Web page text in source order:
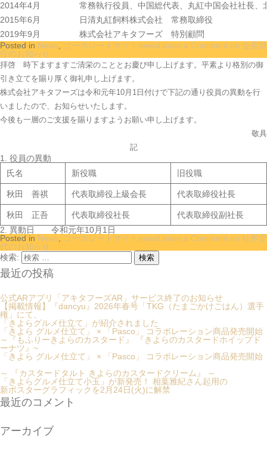
2014年4月
常務執行役員、中国総代表、丸紅中国会社社長、
2015年6月
日清丸紅飼料株式会社 常務取締役
2019年9月
株式会社アキタフーズ 特別顧問
Posted in News コーポレートサイトnewsLeave a Comment on 会長就
任のお知らせ
拝啓 時下ますますご清栄のこととお慶び申し上げます。平素より格別の御
引き立てを賜り厚く御礼申し上げます。
株式会社アキタフーズは令和元年10月1日付けで下記の通り役員の異動を行
いましたので、お知らせいたします。
今後も一層のご支援を賜りますようお願い申し上げます。
敬具
記
1. 役員の異動
氏名
新役職 旧役職
秋田 善祺 代表取締役上級会長 代表取締役社長
秋田 正吾 代表取締役社長
代表取締役副社長
2. 異動日 令和元年10月1日
Posted in News コーポレートサイトnewsLeave a Comment on 社長交
代のお知らせ
検索:
最近の投稿
公式ARアプリ「アキタフーズAR」サービス終了のお知らせ
【掲載情報】『dancyu』2026年春号「TKG（たまごかけごはん）選手
権」にて、
「きよらグルメ仕立て」が紹介されました
「きよら グルメ仕立て」 × 「Pasco」 コラボレーション商品発売開始
～『もふりーきよらのカスタード』 『きよらのカスタードホイップド
ーナツ』~
「きよら グルメ仕立て」 × 「Pasco」 コラボレーション商品発売開始
～ 『カスタードタルト きよらのカスタードクリーム』 ～
「きよらグルメ仕立て小玉」が新発売！ 相葉雅紀さん起用の
新ポスターグラフィックを2月24日(火)に解禁
最近のコメント
アーカイブ